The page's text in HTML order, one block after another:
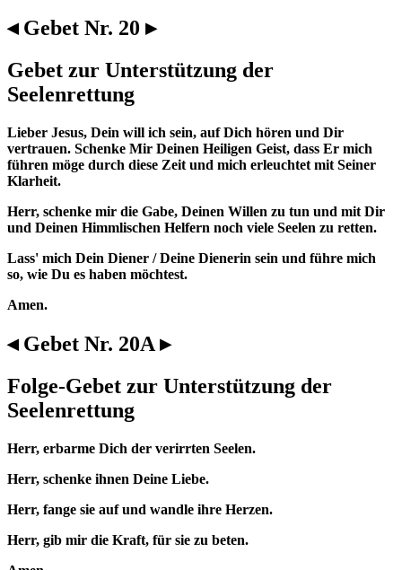
◂ Gebet Nr. 20 ▸
Gebet zur Unterstützung der
Seelenrettung
Lieber Jesus, Dein will ich sein, auf Dich hören und Dir
vertrauen. Schenke Mir Deinen Heiligen Geist, dass Er mich
führen möge durch diese Zeit und mich erleuchtet mit Seiner
Klarheit.
Herr, schenke mir die Gabe, Deinen Willen zu tun und mit Dir
und Deinen Himmlischen Helfern noch viele Seelen zu retten.
Lass' mich Dein Diener / Deine Dienerin sein und führe mich
so, wie Du es haben möchtest.
Amen.
◂ Gebet Nr. 20A ▸
Folge-Gebet zur Unterstützung der
Seelenrettung
Herr, erbarme Dich der verirrten Seelen.
Herr, schenke ihnen Deine Liebe.
Herr, fange sie auf und wandle ihre Herzen.
Herr, gib mir die Kraft, für sie zu beten.